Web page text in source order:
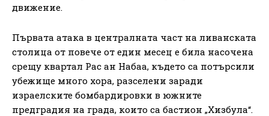
движение.
Първата атака в централната част на ливанската
столица от повече от един месец е била насочена
срещу квартал Рас ан Набаа, където са потърсили
убежище много хора, разселени заради
израелските бомбардировки в южните
предградия на града, които са бастион „Хизбула“.